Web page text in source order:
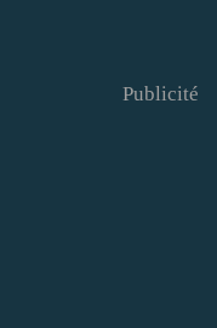
Publicité